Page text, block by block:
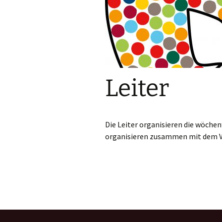
Leiter
Vorstände Sonstige
Leiter
Die Leiter organisieren die
organisieren zusammen mit dem